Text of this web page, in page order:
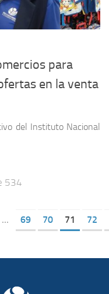
para
en la venta
del Instituto Nacional
534
... 69 70 71
72